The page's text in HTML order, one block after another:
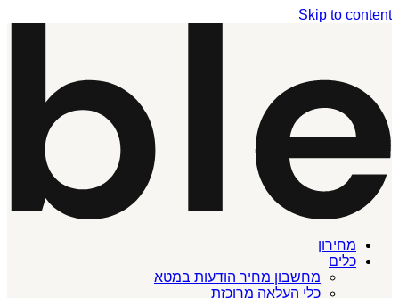
Skip to content
מחירון
כלים
מחשבון מחיר הודעות במטא
כלי העלאה מרוכזת